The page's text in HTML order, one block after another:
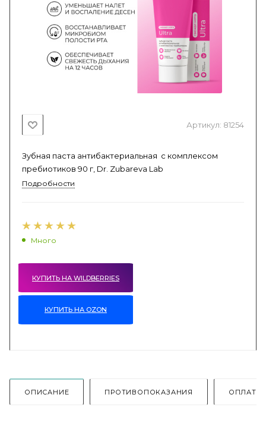
Артикул: 81254
Зубная паста антибактериальная с комплексом
пребиотиков 90 г, Dr. Zubareva Lab
Подробности
Много
КУПИТЬ НА WILDBERRIES
КУПИТЬ НА OZON
ОПИСАНИЕ ПРОТИВОПОКАЗАНИЯ ОПЛАТА